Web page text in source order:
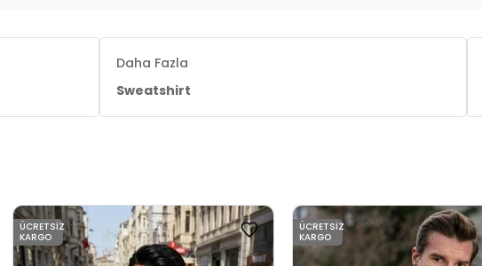
Daha Fazla
Sweatshirt
ÜCRETSIZ
KARGO
ÜCRETSIZ
KARGO